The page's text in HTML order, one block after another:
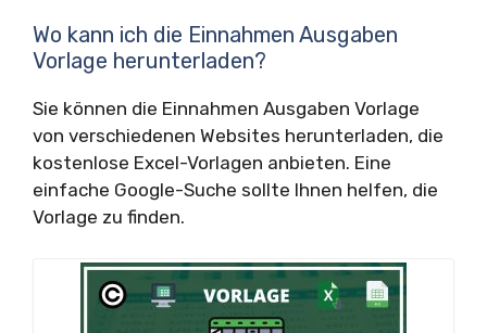
Wo kann ich die Einnahmen Ausgaben
Vorlage herunterladen?
Sie können die Einnahmen Ausgaben Vorlage
von verschiedenen Websites herunterladen, die
kostenlose Excel-Vorlagen anbieten. Eine
einfache Google-Suche sollte Ihnen helfen, die
Vorlage zu finden.